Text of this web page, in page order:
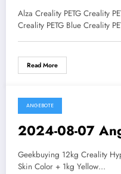
Alza Creality PETG Creality
Creality PETG Blue Creality
Read More
ANGEBOTE
2024-08-07
Geekbuying 12kg Creality
Skin Color + 1kg Yellow…